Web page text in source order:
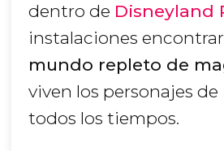
dentro de Disneyland
instalaciones
mundo repleto de
viven los personajes de
todos los tiempos.